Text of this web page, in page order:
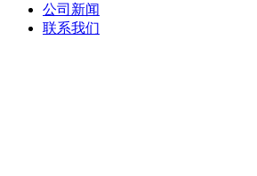
公司新闻
联系我们